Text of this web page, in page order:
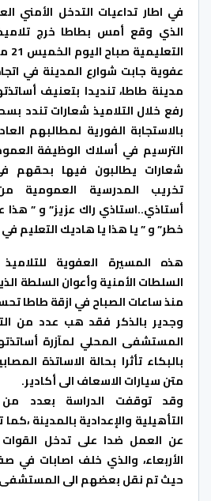
في اطار تداعيات التدخل الأمني
الذي وقع أمس بطاطا خرج
عفوية جابت شوارع المدينة في
مدينة طاطا، تنديدا بتعنيف
رفع خلال التلاميذ شعارات تندد
بالاستجابة الفورية لمطالبهم
الترسيم في أسلاك الوظيفة
شعارات يطالبون فيها بحقهم
تخريب المدرسية
أستاذي..استاذي راك عزيز” و ” هذا
خطر” و ” يا هذا يا هاديك التعليم
هذه المسيرة العفوية
السلطات الأمنية وأعوان السلطة
منذ ساعات الصباح في ازقة طاطا
وجدير بالذكر فقد هب عدد من
المستشفى المحلي لمآزرة
بالبكاء تأثرا بحالة الاساتذة
متن سيارات الاسعاف الى أكادير.
وقد توقفت الدراسة بعدد من
التأهيلية والإعدادية بالمدينة
عن العمل ضدا على تدخل
الأربعاء، والذي خلف اصابات في
حيث تم نقل بعضهم الى المستشفى